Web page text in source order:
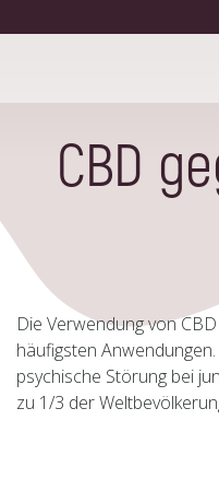
CBD
Die Verwendung von
häufigsten
psychische Störung bei
zu 1/3 der